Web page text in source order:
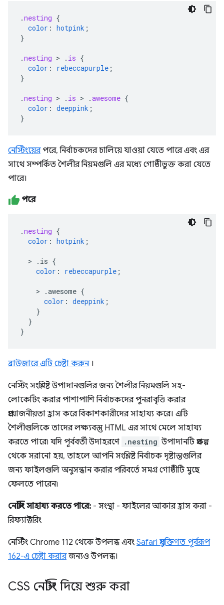
.nesting {
color : hotpink ;
}
.nesting > . is {
color : rebeccapurple ;
}
.nesting > . is > .awesome {
color : deeppink ;
}
নেস্টিংয়েরপরে, নির্বাচকদের চালিয়ে যাওয়া যেতে পারে এবং এর
সাথে সম্পর্কিত শৈলীর নিয়মগুলি এর মধ্যে গোষ্ঠীভুক্ত করা যেতে
পারে।
পরে
.nesting {
color : hotpink ;
> .is {
color : rebeccapurple ;
> .awesome {
color : deeppink ;
}
}
}
ব্রাউজারে এটি চেষ্টা করুন।
নেস্টিং সংশ্লিষ্ট উপাদানগুলির জন্য শৈলীর নিয়মগুলি সহ-
লোকেটিং করার পাশাপাশি নির্বাচকদের পুনরাবৃত্তি করার
প্রয়োজনীয়তা হ্রাস করে বিকাশকারীদের সাহায্য করে। এটি
শৈলীগুলিকে তাদের লক্ষ্যবস্তু HTML এর সাথে মেলে সাহায্য
করতে পারে৷ যদি পূর্ববর্তী উদাহরণে .nesting উপাদানটি প্রকল্প
থেকে সরানো হয়, তাহলে আপনি সংশ্লিষ্ট নির্বাচক দৃষ্টান্তগুলির
জন্য ফাইলগুলি অনুসন্ধান করার পরিবর্তে সমগ্র গোষ্ঠীটি মুছে
ফেলতে পারেন৷
নেস্টিং সাহায্য করতে পারে: - সংস্থা - ফাইলের আকার হ্রাস করা -
রিফ্যাক্টরিং
নেস্টিং Chrome 112 থেকে উপলব্ধ এবং Safari প্রযুক্তিগত পূর্বরূপ
162-এ চেষ্টা করারজন্যও উপলব্ধ।
CSS নেস্টিং দিয়ে শুরু করা